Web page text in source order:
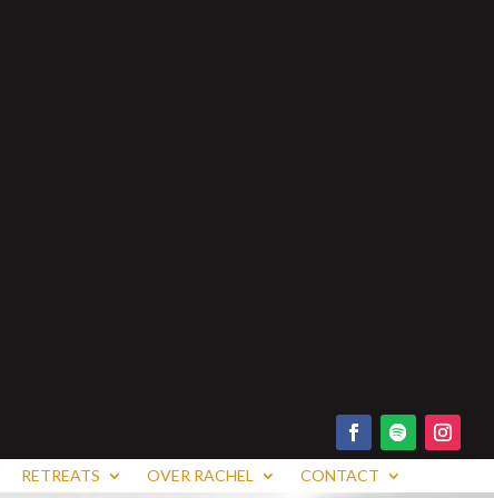
RETREATS OVER RACHEL CONTACT